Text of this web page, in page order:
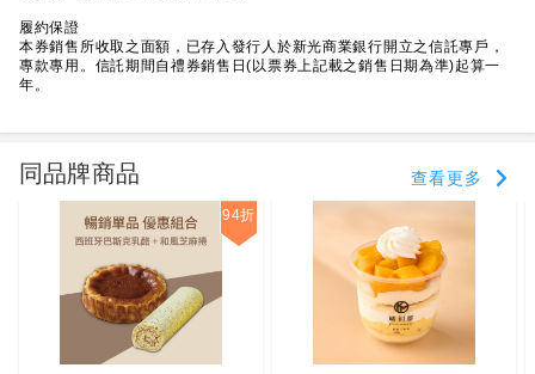
履約保證
本券銷售所收取之面額，已存入發行人於新光商業銀行開立之信託專戶，
專款專用。信託期間自禮券銷售日(以票券上記載之銷售日期為準)起算一
年。
同品牌商品 查看更多
94折